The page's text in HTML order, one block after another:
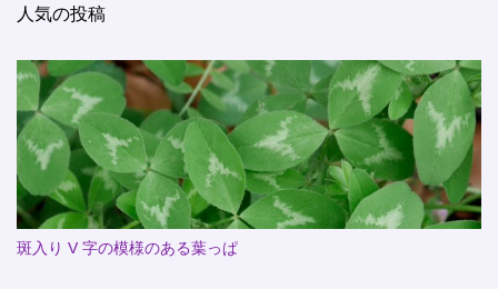
人気の投稿
斑入り V 字の模様のある葉っぱ